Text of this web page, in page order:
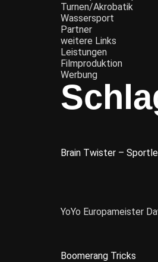
Turnen/Akrobatik
Wassersport
Partner
weitere Links
Leistungen
Filmproduktion
Werbung
Brain Twister –
YoYo Europameister
Boomerang Tricks